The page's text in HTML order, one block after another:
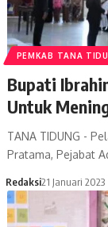
PEMKAB TANA
Bupati
Untuk
TANA TIDUNG -
Pratama, Pejabat
Redaksi21 Januari 2023